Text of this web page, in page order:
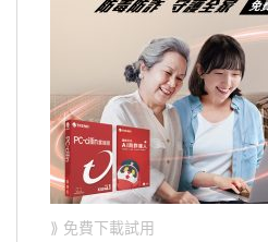
⟫ 免費下載試用